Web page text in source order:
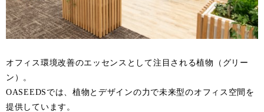
オフィス環境改善のエッセンスとして注目される植物（グリー
ン）。
OASEEDSでは、植物とデザインの力で未来型のオフィス空間を
提供しています。